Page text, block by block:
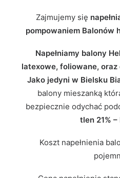
Zajmujemy się
pompowaniem Balonów
Napełniamy balony
latexowe, foliowane, oraz
Jako jedyni w Bielsku
balony mieszanką
bezpiecznie odychać
tlen 21% –
Koszt napełnienia